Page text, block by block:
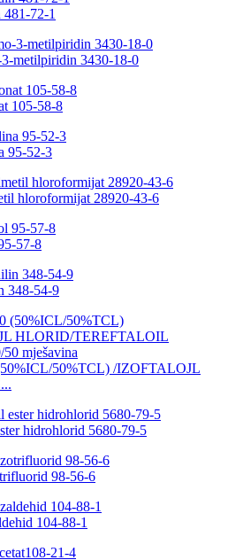
72-1
metilpiridin 3430-18-0
105-58-8
95-52-3
hloroformijat 28920-43-6
57-8
348-54-9
50%TCL) /IZOFTALOJL
hidrohlorid 5680-79-5
98-56-6
104-88-1